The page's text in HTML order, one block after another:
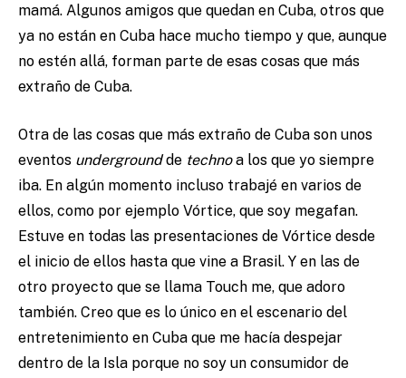
mamá. Algunos amigos que quedan en Cuba, otros que
ya no están en Cuba hace mucho tiempo y que, aunque
no estén allá, forman parte de esas cosas que más
extraño de Cuba.
Otra de las cosas que más extraño de Cuba son unos
eventos undergroundde technoa los que yo siempre
iba. En algún momento incluso trabajé en varios de
ellos, como por ejemplo Vórtice, que soy megafan.
Estuve en todas las presentaciones de Vórtice desde
el inicio de ellos hasta que vine a Brasil. Y en las de
otro proyecto que se llama Touch me, que adoro
también. Creo que es lo único en el escenario del
entretenimiento en Cuba que me hacía despejar
dentro de la Isla porque no soy un consumidor de